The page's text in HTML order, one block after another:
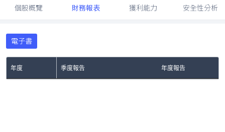
個股概覽 財務報表 獲利能力 安全性分析
電子書
年度 季度報告 年度報告